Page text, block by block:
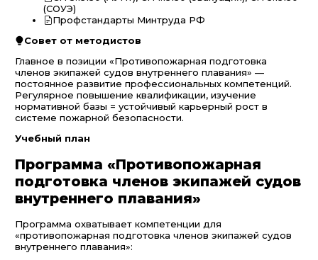
(СОУЭ)
Профстандарты Минтруда РФ
Совет от методистов
Главное в позиции «Противопожарная подготовка
членов экипажей судов внутреннего плавания» —
постоянное развитие профессиональных компетенций.
Регулярное повышение квалификации, изучение
нормативной базы = устойчивый карьерный рост в
системе пожарной безопасности.
Учебный план
Программа «Противопожарная
подготовка членов экипажей судов
внутреннего плавания»
Программа охватывает компетенции для
«противопожарная подготовка членов экипажей судов
внутреннего плавания»: